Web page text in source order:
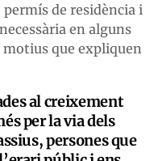
de residència i
en alguns
que expliquen
al creixement
per la via dels
persones que